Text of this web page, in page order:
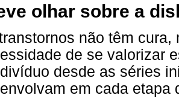
olhar sobre a
não têm
de se valorizar
desde as séries
em cada etapa